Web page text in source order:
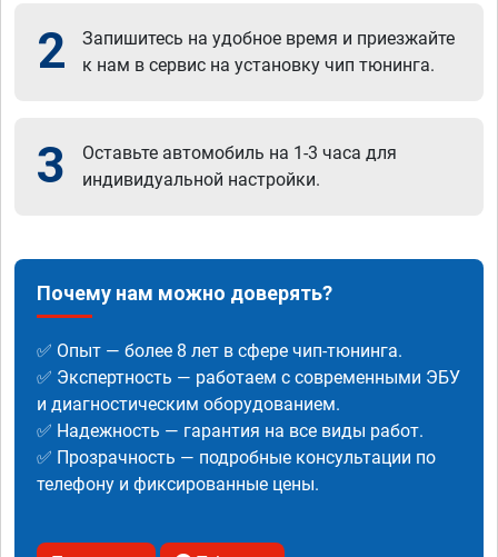
2
Запишитесь на удобное время и приезжайте
к нам в сервис на установку чип тюнинга.
3
Оставьте автомобиль на 1-3 часа для
индивидуальной настройки.
Почему нам можно доверять?
✅ Опыт — более 8 лет в сфере чип-тюнинга.
✅ Экспертность — работаем с современными ЭБУ
и диагностическим оборудованием.
✅ Надежность — гарантия на все виды работ.
✅ Прозрачность — подробные консультации по
телефону и фиксированные цены.